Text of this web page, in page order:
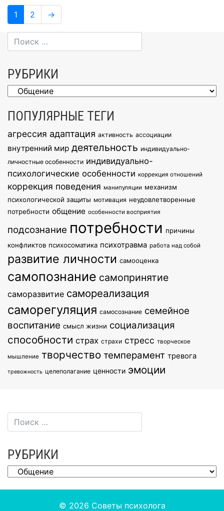
Навигация
по
записям
Page
1 Page
2 →
РУБРИКИ
Рубрики
ПОПУЛЯРНЫЕ ТЕГИ
агрессия адаптация активность ассоциации
внутренний мир деятельность индивидуально-
личностные особенности индивидуально-
психологические особенности коррекция отношений
коррекция поведения манипуляции механизм
психологической защиты мотивация неудовлетворенные
потребности общение особенности восприятия
подсознание потребности причины
конфликтов психосоматика психотравма работа над собой
развитие личности самооценка
самопознание самопринятие
саморазвитие самореализация
саморегуляция самосознание семейное
воспитание смысл жизни социализация
способности страх страхи стресс творческое
мышление творчество темперамент тревога
тревожность целеполагание ценности эмоции
РУБРИКИ
Рубрики
© 2026 Советы психолога